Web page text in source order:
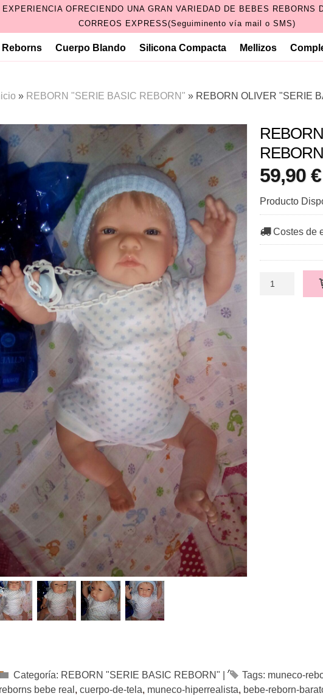
OFRECIENDO UNA GRAN VARIEDAD DE BEBES
CORREOS EXPRESS(Seguiminento vía mail o SMS)
Reborns Cuerpo Blando Silicona Compacta Mellizos
» REBORN "SERIE BASIC REBORN" » REBORN OLIVER "SERIE
59,90 €
Producto
Costes de
Categoría: REBORN "SERIE BASIC REBORN" Tags: muneco-
reborns bebe real
cuerpo-de-tela muneco-hiperrealista bebe-reborn-